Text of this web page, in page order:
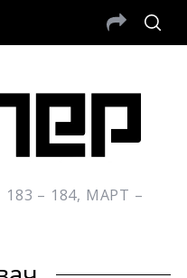
– 184, МАРТ –